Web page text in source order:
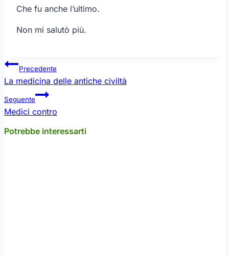
Che fu anche l’ultimo.
Non mi salutò più.
Navigazione
articoli
Precedente
La medicina delle antiche civiltà
Seguente
Medici contro
Potrebbe interessarti